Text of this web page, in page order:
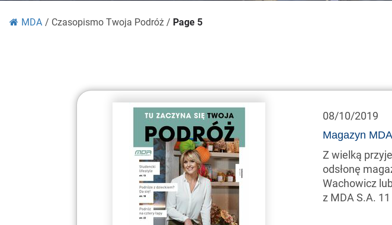
MDA / Czasopismo Twoja Podróż / Page 5
08/10/2019
Magazyn
Z wielką
odsłonę
Wachowicz
z MDA S.A.